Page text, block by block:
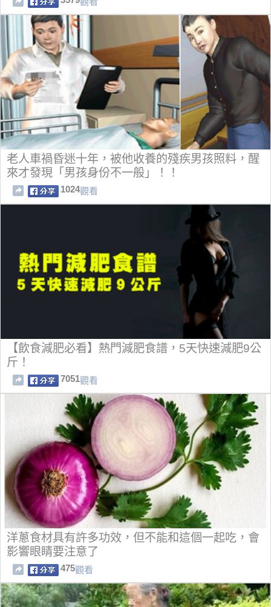
老人車禍昏迷十年，被他收養的殘疾男孩照料，醒
來才發現「男孩身份不一般」！！
1024觀看
【飲食減肥必看】熱門減肥食譜，5天快速減肥9公
斤！
7051觀看
洋蔥食材具有許多功效，但不能和這個一起吃，會
影響眼睛要注意了
475觀看